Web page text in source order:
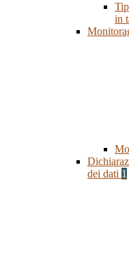
in
dei dati 1